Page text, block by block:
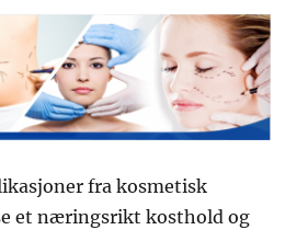
fra kosmetisk
et næringsrikt kosthold og